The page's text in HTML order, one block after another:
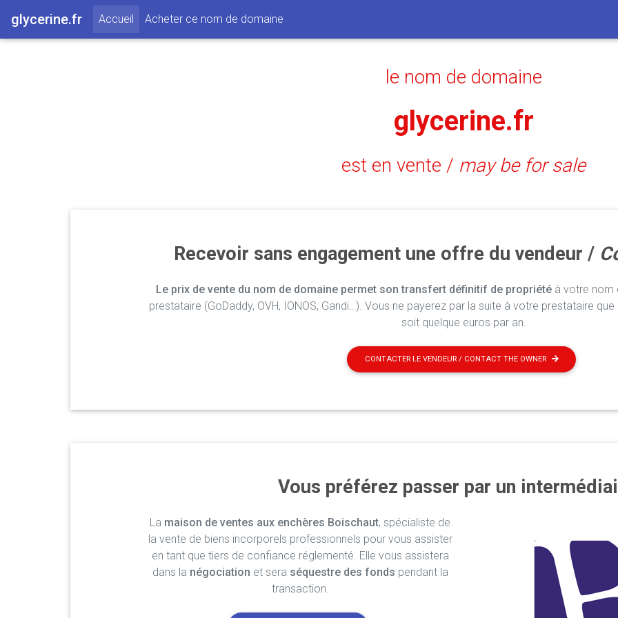
glycerine.fr Accueil (current)
Acheter ce nom de domaine
le nom de domaine
glycerine.fr
est en vente / may be for sale
Recevoir sans engagement une offre du vendeur /
Le prix de vente du nom de domaine permet son transfert définitif de propriétéà votre nom
prestataire (GoDaddy, OVH, IONOS, Gandi…). Vous ne payerez par la suite à votre prestataire
soit quelque euros par an.
CONTACTER LE VENDEUR / CONTACT THE OWNER
Vous préférez passer par un
La maison de ventes aux enchères Boischaut, spécialiste de
la vente de biens incorporels professionnels pour vous assister
en tant que tiers de confiance réglementé. Elle vous assistera
dans la négociation et sera séquestre des fonds pendant la
transaction.